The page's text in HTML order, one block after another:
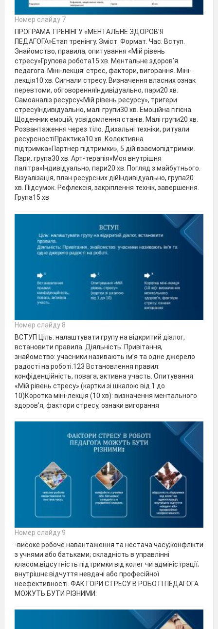
Номер слайду 7
ПРОГРАМА ТРЕНІНГУ «МЕНТАЛЬНЕ ЗДОРОВ’Я
ПЕДАГОГА»Етап тренінгу. Зміст. Формат. Час. Вступ.
Знайомство, правила, опитування «Мій рівень
стресу»Групова робота15 хв. Ментальне здоров’я
педагога. Міні-лекція: стрес, фактори, вигорання. Міні-
лекція10 хв. Сигнали стресу. Визначення власних ознак
перевтоми, обговоренняІндивідуально, пари20 хв.
Самоаналіз ресурсу«Мій рівень ресурсу», тригери
стресуІндивідуально, малі групи30 хв. Емоційна гігієна.
Щоденник емоцій, усвідомлення станів. Малі групи20 хв.
Розвантаження через тіло. Дихальні техніки, ритуали
ресурсностіПрактика10 хв. Колективна
підтримка«Партнер підтримки», 5 дій взаємопідтримки.
Пари, група30 хв. Арт-терапія«Моя внутрішня
палітра»Індивідуально, пари20 хв. Погляд з майбутнього.
Візуалізація, план ресурсних дійІндивідуально, група20
хв. Підсумок. Рефлексія, закріплення технік, завершення.
Група15 хв
Номер слайду 8
ВСТУП Ціль: налаштувати групу на відкритий діалог,
встановити правила. Діяльність: Привітання,
знайомство: учасники називають ім’я та одне джерело
радості на роботі.123 Встановлення правил:
конфіденційність, повага, активна участь. Опитування
«Мій рівень стресу» (картки зі шкалою від 1 до
10)Коротка міні-лекція (10 хв): визначення ментального
здоров’я, фактори стресу, ознаки вигорання
Номер слайду 9
-високе робоче навантаження та нестача часу;конфлікти
з учнями або батьками; складність в управлінні
класом;відсутність підтримки від колег чи адміністрації;
внутрішнє відчуття невдачі або професійної
неефективності. ФАКТОРИ СТРЕСУ В РОБОТІ ПЕДАГОГА
МОЖУТЬ БУТИ РІЗНИМИ: